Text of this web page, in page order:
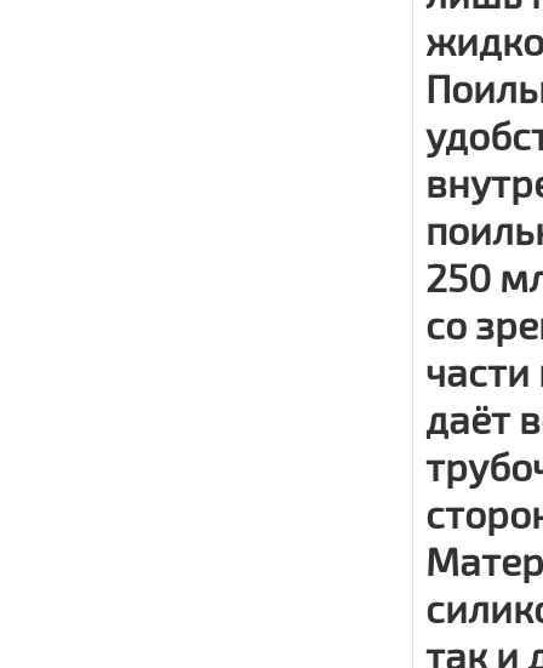
250
со
даёт
так и